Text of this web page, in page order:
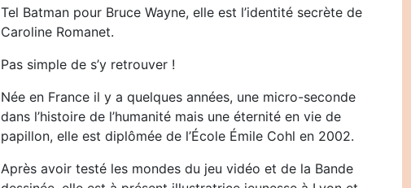
Tel Batman pour Bruce Wayne, elle est l’identité secrète de
Caroline Romanet.
Pas simple de s’y retrouver !
Née en France il y a quelques années, une micro-seconde
dans l’histoire de l’humanité mais une éternité en vie de
papillon, elle est diplômée de l’École Émile Cohl en 2002.
Après avoir testé les mondes du jeu vidéo et de la Bande